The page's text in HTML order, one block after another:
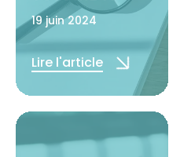
19 juin 2024
Lire l'article